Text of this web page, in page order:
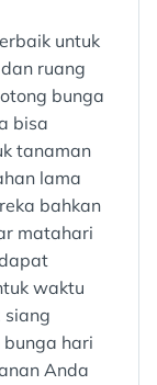
untuk
ruang
bunga
bisa
tanaman
lama
bahkan
matahari
waktu
siang
hari
Anda